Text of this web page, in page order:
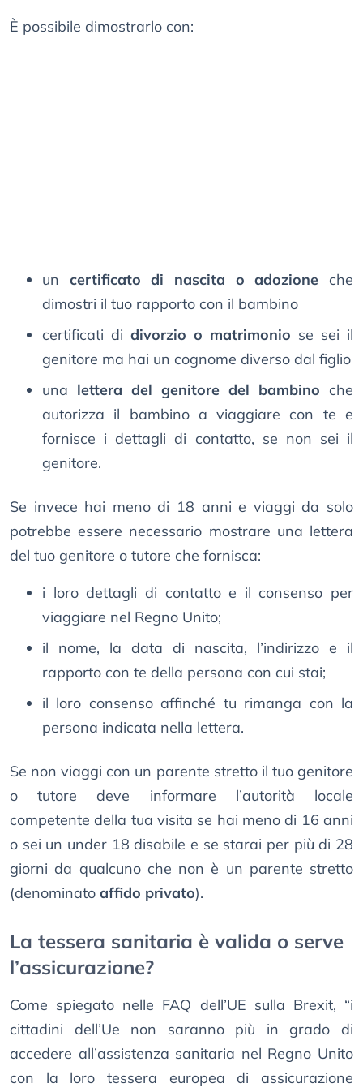
È possibile dimostrarlo con:
un certificato di nascita o adozione che
dimostri il tuo rapporto con il bambino
certificati di divorzio o matrimonio se sei il
genitore ma hai un cognome diverso dal figlio
una lettera del genitore del bambino che
autorizza il bambino a viaggiare con te e
fornisce i dettagli di contatto, se non sei il
genitore.
Se invece hai meno di 18 anni e viaggi da solo
potrebbe essere necessario mostrare una lettera
del tuo genitore o tutore che fornisca:
i loro dettagli di contatto e il consenso per
viaggiare nel Regno Unito;
il nome, la data di nascita, l’indirizzo e il
rapporto con te della persona con cui stai;
il loro consenso affinché tu rimanga con la
persona indicata nella lettera.
Se non viaggi con un parente stretto il tuo genitore
o tutore deve informare l’autorità locale
competente della tua visita se hai meno di 16 anni
o sei un under 18 disabile e se starai per più di 28
giorni da qualcuno che non è un parente stretto
(denominato affido privato).
La tessera sanitaria è valida o serve
l’assicurazione?
Come spiegato nelle FAQ dell’UE sulla Brexit, “i
cittadini dell’Ue non saranno più in grado di
accedere all’assistenza sanitaria nel Regno Unito
con la loro tessera europea di assicurazione